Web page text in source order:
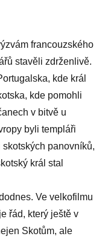
francouzského
stavěli zdrženlivě.
kde král
kde pomohli
v bitvě u
byli templáři
panovníků,
král stal
Ve velkofilmu
řád, který ještě v
Skotům, ale